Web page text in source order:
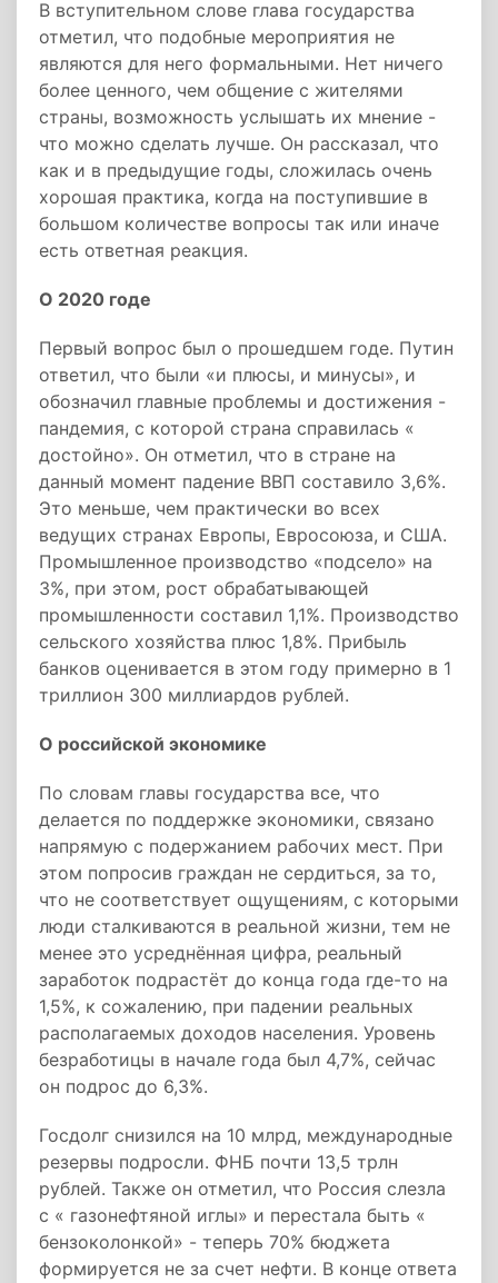
В вступительном слове глава государства
отметил, что подобные мероприятия не
являются для него формальными. Нет ничего
более ценного, чем общение с жителями
страны, возможность услышать их мнение -
что можно сделать лучше. Он рассказал, что
как и в предыдущие годы, сложилась очень
хорошая практика, когда на поступившие в
большом количестве вопросы так или иначе
есть ответная реакция.
О 2020 годе
Первый вопрос был о прошедшем годе. Путин
ответил, что были «и плюсы, и минусы», и
обозначил главные проблемы и достижения -
пандемия, с которой страна справилась «
достойно». Он отметил, что в стране на
данный момент падение ВВП составило 3,6%.
Это меньше, чем практически во всех
ведущих странах Европы, Евросоюза, и США.
Промышленное производство «подсело» на
3%, при этом, рост обрабатывающей
промышленности составил 1,1%. Производство
сельского хозяйства плюс 1,8%. Прибыль
банков оценивается в этом году примерно в 1
триллион 300 миллиардов рублей.
О российской экономике
По словам главы государства все, что
делается по поддержке экономики, связано
напрямую с подержанием рабочих мест. При
этом попросив граждан не сердиться, за то,
что не соответствует ощущениям, с которыми
люди сталкиваются в реальной жизни, тем не
менее это усреднённая цифра, реальный
заработок подрастёт до конца года где-то на
1,5%, к сожалению, при падении реальных
располагаемых доходов населения. Уровень
безработицы в начале года был 4,7%, сейчас
он подрос до 6,3%.
Госдолг снизился на 10 млрд, международные
резервы подросли. ФНБ почти 13,5 трлн
рублей. Также он отметил, что Россия слезла
с « газонефтяной иглы» и перестала быть «
бензоколонкой» - теперь 70% бюджета
формируется не за счет нефти. В конце ответа